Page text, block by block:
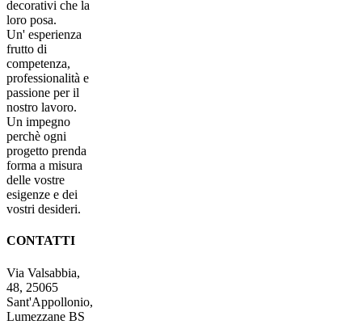
decorativi che la
loro posa.
Un' esperienza
frutto di
competenza,
professionalità e
passione per il
nostro lavoro.
Un impegno
perchè ogni
progetto prenda
forma a misura
delle vostre
esigenze e dei
vostri desideri.
CONTATTI
Via Valsabbia,
48, 25065
Sant'Appollonio,
Lumezzane BS